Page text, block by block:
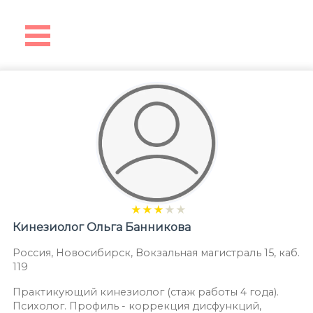
★★★ ★ ★
Кинезиолог Ольга Банникова
Россия, Новосибирск, Вокзальная магистраль 15, каб.
119
Практикующий кинезиолог (стаж работы 4 года).
Психолог. Профиль - коррекция дисфункций,